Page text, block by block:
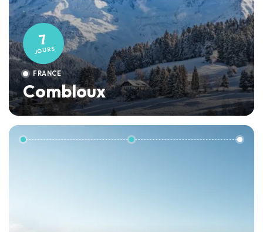
7
JOURS
FRANCE
Combloux